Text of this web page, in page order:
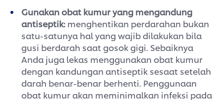
Gunakan obat kumur yang mengandung
antiseptik: menghentikan perdarahan bukan
satu-satunya hal yang wajib dilakukan bila
gusi berdarah saat gosok gigi. Sebaiknya
Anda juga lekas menggunakan obat kumur
dengan kandungan antiseptik sesaat setelah
darah benar-benar berhenti. Penggunaan
obat kumur akan meminimalkan infeksi pada